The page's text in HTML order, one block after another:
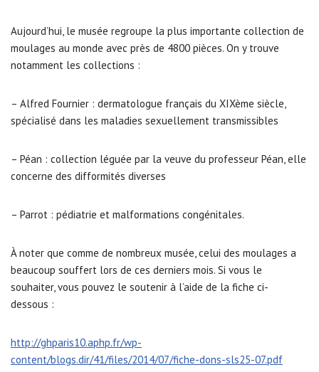
Aujourd’hui, le musée regroupe la plus importante collection de
moulages au monde avec près de 4800 pièces. On y trouve
notamment les collections :
– Alfred Fournier : dermatologue français du XIXème siècle,
spécialisé dans les maladies sexuellement transmissibles
– Péan : collection léguée par la veuve du professeur Péan, elle
concerne des difformités diverses
– Parrot : pédiatrie et malformations congénitales.
À noter que comme de nombreux musée, celui des moulages a
beaucoup souffert lors de ces derniers mois. Si vous le
souhaiter, vous pouvez le soutenir à l’aide de la fiche ci-
dessous :
http://ghparis10.aphp.fr/wp-
content/blogs.dir/41/files/2014/07/fiche-dons-sls25-07.pdf